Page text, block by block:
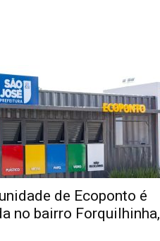
de Ecoponto é
no bairro Forquilhinha,